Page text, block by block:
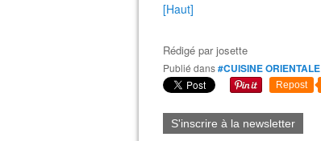
[Haut]
Rédigé parjosette
Publié dans#CUISINE ORIENTALE
Repost
S'inscrire à la newsletter